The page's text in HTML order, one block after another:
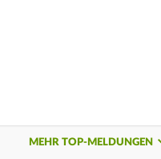
MEHR TOP-MELDUNGEN